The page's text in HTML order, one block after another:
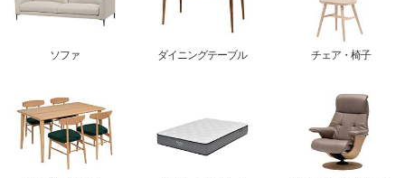
ソファ ダイニングテーブル チェア・椅子